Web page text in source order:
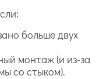
больше двух
монтаж (и из-за
со стыком).